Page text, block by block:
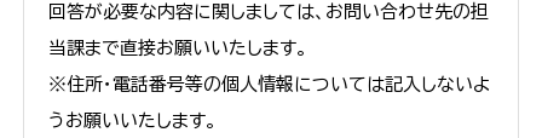
回答が必要な内容に関しましては、お問い合わせ先の担
当課まで直接お願いいたします。
※住所・電話番号等の個人情報については記入しないよ
うお願いいたします。